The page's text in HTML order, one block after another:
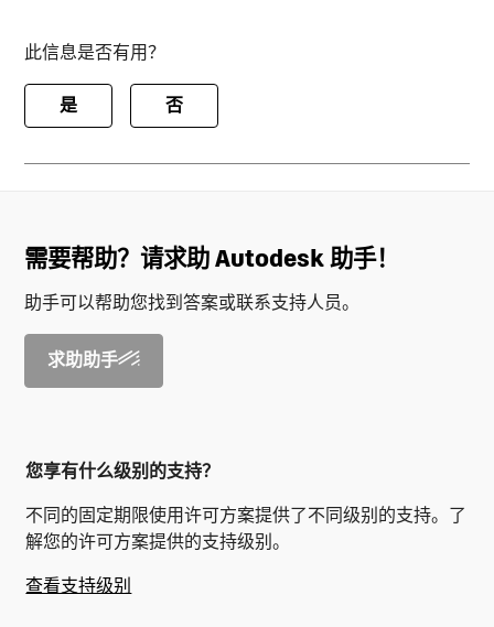
此信息是否有用？
是 否
需要帮助？请求助 Autodesk 助手！
助手可以帮助您找到答案或联系支持人员。
求助助手
您享有什么级别的支持？
不同的固定期限使用许可方案提供了不同级别的支持。了
解您的许可方案提供的支持级别。
查看支持级别